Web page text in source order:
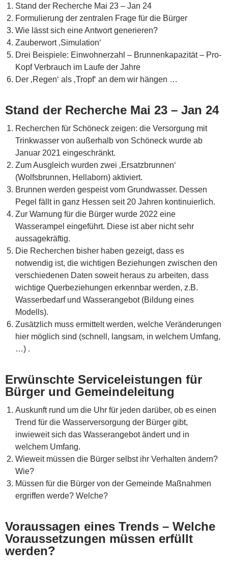
Stand der Recherche Mai 23 – Jan 24
Formulierung der zentralen Frage für die Bürger
Wie lässt sich eine Antwort generieren?
Zauberwort ‚Simulation‘
Drei Beispiele: Einwohnerzahl – Brunnenkapazität – Pro-
Kopf Verbrauch im Laufe der Jahre
Der ‚Regen‘ als ‚Tropf‘ an dem wir hängen …
Stand der Recherche Mai 23 – Jan 24
Recherchen für Schöneck zeigen: die Versorgung mit
Trinkwasser von außerhalb von Schöneck wurde ab
Januar 2021 eingeschränkt.
Zum Ausgleich wurden zwei ‚Ersatzbrunnen‘
(Wolfsbrunnen, Hellaborn) aktiviert.
Brunnen werden gespeist vom Grundwasser. Dessen
Pegel fällt in ganz Hessen seit 20 Jahren kontinuierlich.
Zur Warnung für die Bürger wurde 2022 eine
Wasserampel eingeführt. Diese ist aber nicht sehr
aussagekräftig.
Die Recherchen bisher haben gezeigt, dass es
notwendig ist, die wichtigen Beziehungen zwischen den
verschiedenen Daten soweit heraus zu arbeiten, dass
wichtige Querbeziehungen erkennbar werden, z.B.
Wasserbedarf und Wasserangebot (Bildung eines
Modells).
Zusätzlich muss ermittelt werden, welche Veränderungen
hier möglich sind (schnell, langsam, in welchem Umfang,
…) .
Erwünschte Serviceleistungen für
Bürger und Gemeindeleitung
Auskunft rund um die Uhr für jeden darüber, ob es einen
Trend für die Wasserversorgung der Bürger gibt,
inwieweit sich das Wasserangebot ändert und in
welchem Umfang.
Wieweit müssen die Bürger selbst ihr Verhalten ändern?
Wie?
Müssen für die Bürger von der Gemeinde Maßnahmen
ergriffen werde? Welche?
Voraussagen eines Trends – Welche
Voraussetzungen müssen erfüllt
werden?